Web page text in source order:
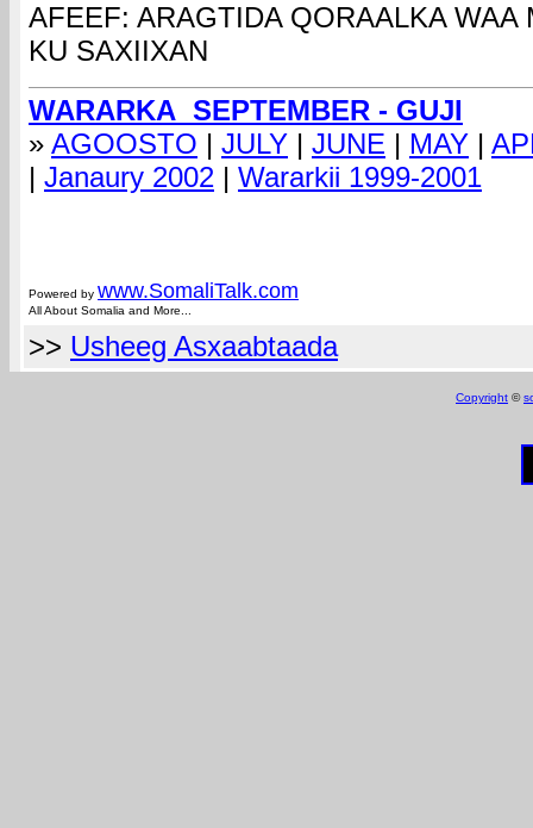
AFEEF: ARAGTIDA QORAALKA WAA
KU SAXIIXAN
WARARKA SEPTEMBER - GUJI
» AGOOSTO | JULY | JUNE | MAY |
| Janaury 2002 | Wararkii 1999-2001
Powered by www.SomaliTalk.com
All About Somalia and More...
>> Usheeg Asxaabtaada
Copyright ©